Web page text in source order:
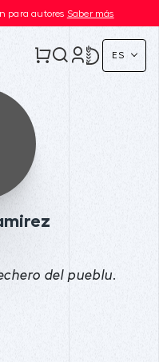
para autores Saber más
ES
del pueblu.